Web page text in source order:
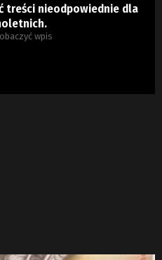
treści nieodpowiednie dla
wpis